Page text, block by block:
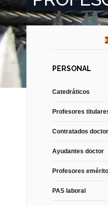
PERSONAL
Catedráticos
Profesores
Contratados doctor
Ayudantes doctor
Profesores
PAS laboral